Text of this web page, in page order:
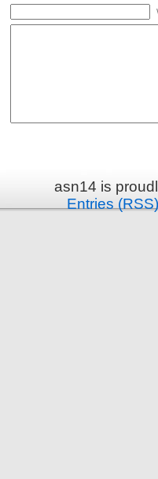
asn14 is
Entries (RSS)